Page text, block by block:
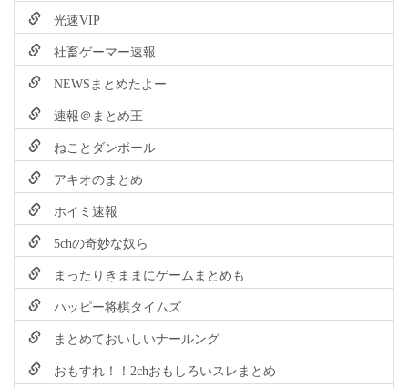
光速VIP
社畜ゲーマー速報
NEWSまとめたよー
速報＠まとめ王
ねことダンボール
アキオのまとめ
ホイミ速報
5chの奇妙な奴ら
まったりきままにゲームまとめも
ハッピー将棋タイムズ
まとめておいしいナールング
おもすれ！！2chおもしろいスレまとめ